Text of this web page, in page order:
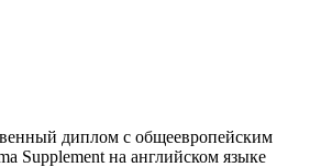
диплом с общеевропейским
Supplement на английском языке